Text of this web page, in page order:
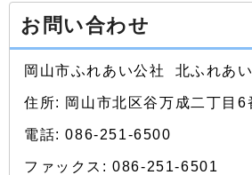
お問い合わせ
岡山市ふれあい公社 北ふれあ
住所: 岡山市北区谷万成二丁目6
電話: 086-251-6500
ファックス: 086-251-6501